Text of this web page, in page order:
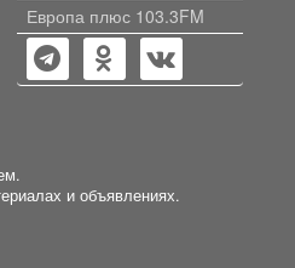
Европа плюс 103.3FM
и объявлениях.